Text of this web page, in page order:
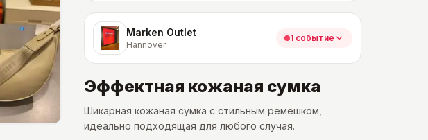
Marken Outlet
Hannover
1 событие
Эффектная кожаная сумка
Шикарная кожаная сумка с стильным ремешком,
идеально подходящая для любого случая.